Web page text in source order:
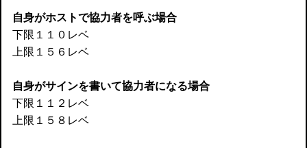
自身がホストで協力者を呼ぶ場合
下限１１０レベ
上限１５６レベ
自身がサインを書いて協力者になる場合
下限１１２レベ
上限１５８レベ